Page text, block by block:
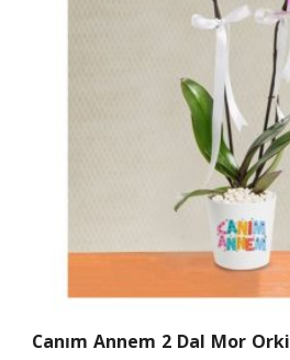
Canım Annem 2 Dal Mor